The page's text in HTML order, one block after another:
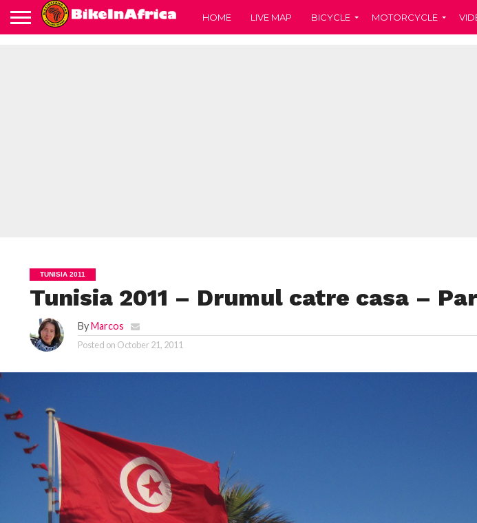
HOME LIVE MAP BICYCLE MOTORCYCLE
TUNISIA 2011
Tunisia 2011 – Drumul catre casa –
ByMarcos
Posted on October 21, 2011